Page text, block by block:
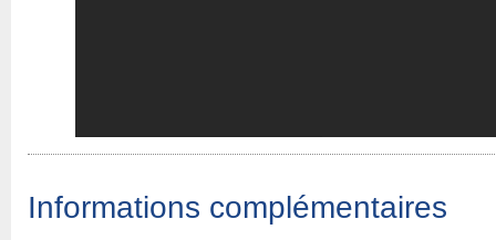
Informations complémentaires